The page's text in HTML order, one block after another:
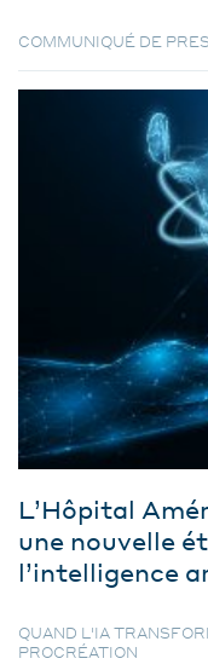
COMMUNIQUÉ DE
L’Hôpital
une nouvelle
l’intelligence
QUAND L'IA
PROCRÉATION